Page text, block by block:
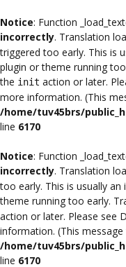
Notice: Function
incorrectly. Translation
triggered too early. This is
plugin or theme running
the init action or later.
more information. (This
/home/tuv45brs/
line 6170
Notice: Function
incorrectly. Translation
too early. This is usually
theme running too early.
action or later. Please see
information. (This message
/home/tuv45brs/
line 6170